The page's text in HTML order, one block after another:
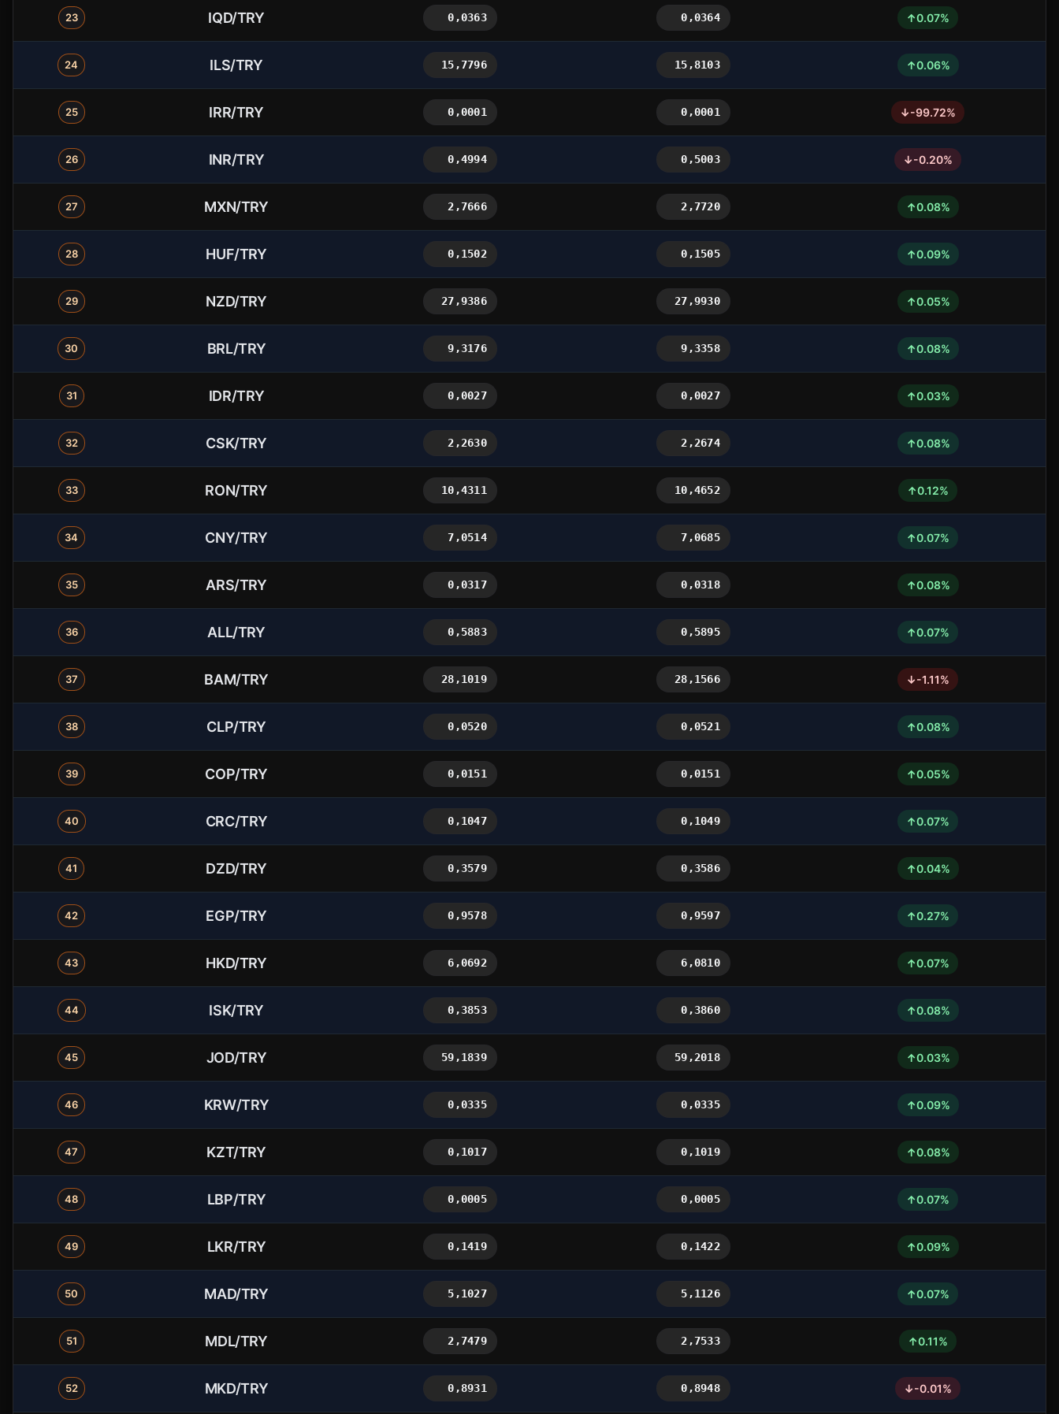
23 IQD/TRY 0,0363 0,0364 ↑0.07%
24 ILS/TRY 15,7796 15,8103 ↑0.06%
25 IRR/TRY 0,0001 0,0001 ↓-99.72%
26 INR/TRY 0,4994 0,5003 ↓-0.20%
27 MXN/TRY 2,7666 2,7720 ↑0.08%
28 HUF/TRY 0,1502 0,1505 ↑0.09%
29 NZD/TRY 27,9386 27,9930 ↑0.05%
30 BRL/TRY 9,3176 9,3358 ↑0.08%
31 IDR/TRY 0,0027 0,0027 ↑0.03%
32 CSK/TRY 2,2630 2,2674 ↑0.08%
33 RON/TRY 10,4311 10,4652 ↑0.12%
34 CNY/TRY 7,0514 7,0685 ↑0.07%
35 ARS/TRY 0,0317 0,0318 ↑0.08%
36 ALL/TRY 0,5883 0,5895 ↑0.07%
37 BAM/TRY 28,1019 28,1566 ↓-1.11%
38 CLP/TRY 0,0520 0,0521 ↑0.08%
39 COP/TRY 0,0151 0,0151 ↑0.05%
40 CRC/TRY 0,1047 0,1049 ↑0.07%
41 DZD/TRY 0,3579 0,3586 ↑0.04%
42 EGP/TRY 0,9578 0,9597 ↑0.27%
43 HKD/TRY 6,0692 6,0810 ↑0.07%
44 ISK/TRY 0,3853 0,3860 ↑0.08%
45 JOD/TRY 59,1839 59,2018 ↑0.03%
46 KRW/TRY 0,0335 0,0335 ↑0.09%
47 KZT/TRY 0,1017 0,1019 ↑0.08%
48 LBP/TRY 0,0005 0,0005 ↑0.07%
49 LKR/TRY 0,1419 0,1422 ↑0.09%
50 MAD/TRY 5,1027 5,1126 ↑0.07%
51 MDL/TRY 2,7479 2,7533 ↑0.11%
52 MKD/TRY 0,8931 0,8948 ↓-0.01%